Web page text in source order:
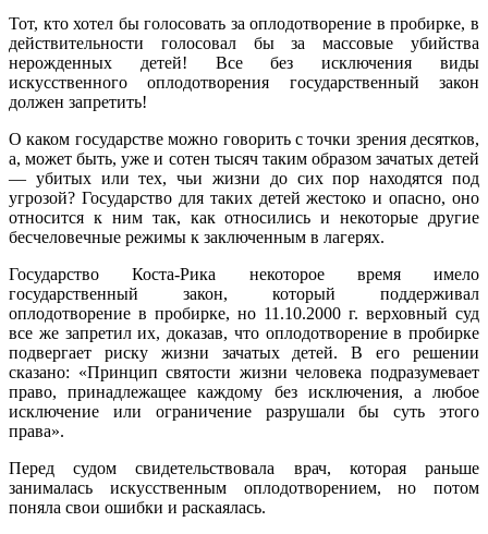
Тот, кто хотел бы голосовать за оплодотворение в пробирке, в
действительности голосовал бы за массовые убийства
нерожденных детей! Все без исключения виды
искусственного оплодотворения государственный закон
должен запретить!
О каком государстве можно говорить с точки зрения десятков,
а, может быть, уже и сотен тысяч таким образом зачатых детей
— убитых или тех, чьи жизни до сих пор находятся под
угрозой? Государство для таких детей жестоко и опасно, оно
относится к ним так, как относились и некоторые другие
бесчеловечные режимы к заключенным в лагерях.
Государство Коста-Рика некоторое время имело
государственный закон, который поддерживал
оплодотворение в пробирке, но 11.10.2000 г. верховный суд
все же запретил их, доказав, что оплодотворение в пробирке
подвергает риску жизни зачатых детей. В его решении
сказано: «Принцип святости жизни человека подразумевает
право, принадлежащее каждому без исключения, а любое
исключение или ограничение разрушали бы суть этого
права».
Перед судом свидетельствовала врач, которая раньше
занималась искусственным оплодотворением, но потом
поняла свои ошибки и раскаялась.